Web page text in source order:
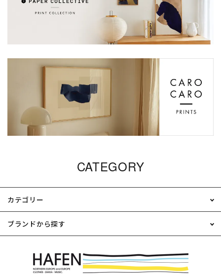
CATEGORY
カテゴリー
ブランドから探す